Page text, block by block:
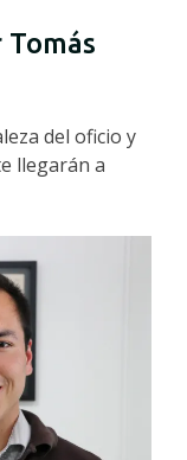
del oficio y
llegarán a